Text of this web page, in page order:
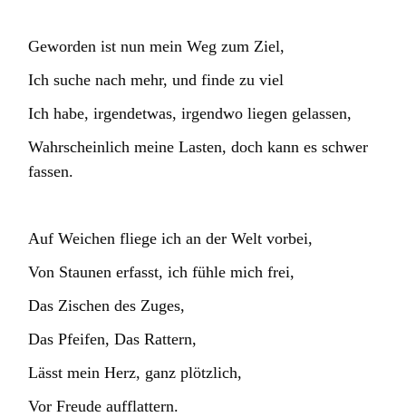
Geworden ist nun mein Weg zum Ziel,
Ich suche nach mehr, und finde zu viel
Ich habe, irgendetwas, irgendwo liegen gelassen,
Wahrscheinlich meine Lasten, doch kann es schwer
fassen.
Auf Weichen fliege ich an der Welt vorbei,
Von Staunen erfasst, ich fühle mich frei,
Das Zischen des Zuges,
Das Pfeifen, Das Rattern,
Lässt mein Herz, ganz plötzlich,
Vor Freude aufflattern.